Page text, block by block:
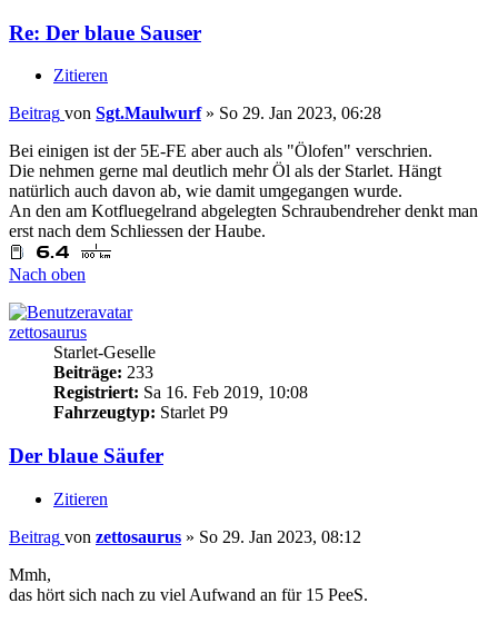
Re: Der blaue Sauser
Zitieren
Beitrag von Sgt.Maulwurf» So 29. Jan 2023, 06:28
Bei einigen ist der 5E-FE aber auch als "Ölofen" verschrien.
Die nehmen gerne mal deutlich mehr Öl als der Starlet. Hängt
natürlich auch davon ab, wie damit umgegangen wurde.
An den am Kotfluegelrand abgelegten Schraubendreher denkt man
erst nach dem Schliessen der Haube.
Nach oben
zettosaurus
Starlet-Geselle
Beiträge: 233
Registriert: Sa 16. Feb 2019, 10:08
Fahrzeugtyp: Starlet P9
Der blaue Säufer
Zitieren
Beitrag von zettosaurus » So 29. Jan 2023, 08:12
Mmh,
das hört sich nach zu viel Aufwand an für 15 PeeS.